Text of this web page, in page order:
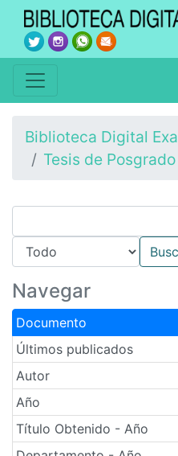
Biblioteca Digital
Tesis de Posgrado
Navegar
Documento
Últimos publicados
Autor
Año
Título Obtenido - Año